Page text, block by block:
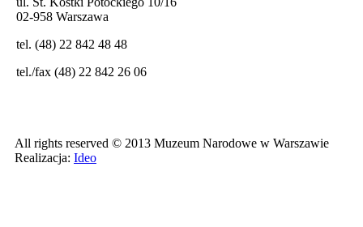
02-958 Warszawa
tel. (48) 22 842 48 48
tel./fax (48) 22 842 26 06
All rights reserved © 2013 Muzeum Narodowe w Warszawie
Realizacja: Ideo